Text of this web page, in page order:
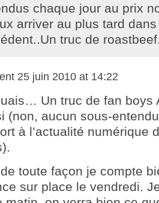
chaque jour au prix
arriver au plus tard dans
truc de
25 juin 2010 at 14:22
Un truc de fan boys
(non, aucun sous-
à l’actualité numérique
toute façon je compte
sur place le vendredi.